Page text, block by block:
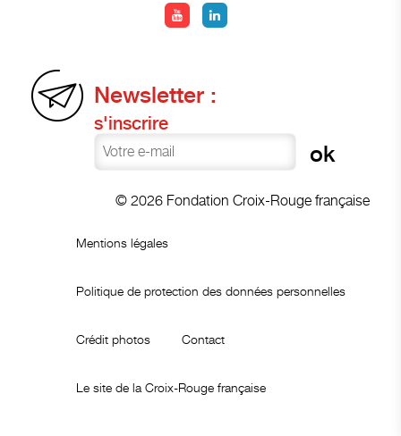
Newsletter :
s'inscrire
© 2026 Fondation Croix-Rouge française
Mentions légales
Politique de protection des données personnelles
Crédit photos Contact
Le site de la Croix-Rouge française